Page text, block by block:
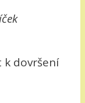
dovršení